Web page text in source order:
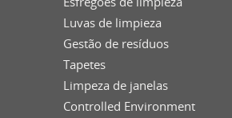
Luvas de limpieza
Gestão de resíduos
Tapetes
Limpeza de janelas
Controlled Environment